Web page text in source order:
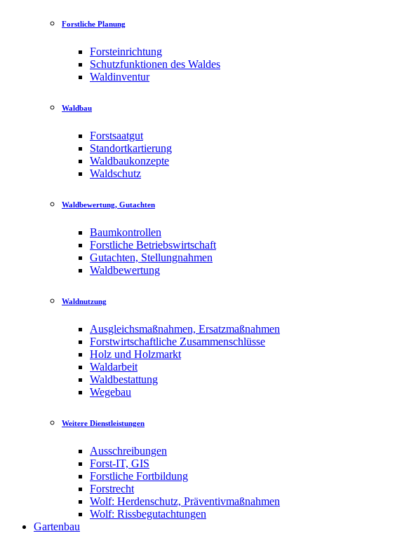
Forstliche Planung
Forsteinrichtung
Schutzfunktionen des Waldes
Waldinventur
Waldbau
Forstsaatgut
Standortkartierung
Waldbaukonzepte
Waldschutz
Waldbewertung, Gutachten
Baumkontrollen
Forstliche Betriebswirtschaft
Gutachten, Stellungnahmen
Waldbewertung
Waldnutzung
Ausgleichsmaßnahmen, Ersatzmaßnahmen
Forstwirtschaftliche Zusammenschlüsse
Holz und Holzmarkt
Waldarbeit
Waldbestattung
Wegebau
Weitere Dienstleistungen
Ausschreibungen
Forst-IT, GIS
Forstliche Fortbildung
Forstrecht
Wolf: Herdenschutz, Präventivmaßnahmen
Wolf: Rissbegutachtungen
Gartenbau